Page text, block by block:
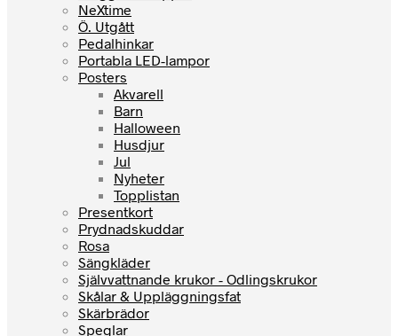
NeXtime
Ö. Utgått
Pedalhinkar
Portabla LED-lampor
Posters
Akvarell
Barn
Halloween
Husdjur
Jul
Nyheter
Topplistan
Presentkort
Prydnadskuddar
Rosa
Sängkläder
Självvattnande krukor - Odlingskrukor
Skålar & Uppläggningsfat
Skärbrädor
Speglar